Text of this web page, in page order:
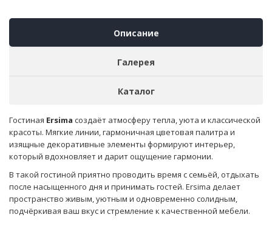
Описание
Галерея
Каталог
Гостиная Ersima создаёт атмосферу тепла, уюта и классической
красоты. Мягкие линии, гармоничная цветовая палитра и
изящные декоративные элементы формируют интерьер,
который вдохновляет и дарит ощущение гармонии.
В такой гостиной приятно проводить время с семьёй, отдыхать
после насыщенного дня и принимать гостей. Ersima делает
пространство живым, уютным и одновременно солидным,
подчёркивая ваш вкус и стремление к качественной мебели.